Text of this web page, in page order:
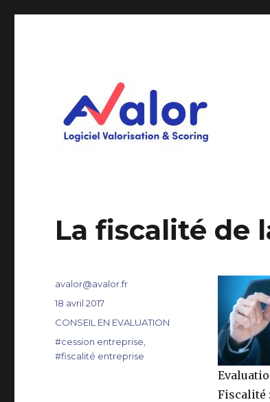
La fiscalité de
Fiscalité
Auteur
avalor@avalor.fr
Publié
18 avril 2017
Catégories
CONSEIL EN EVALUATION
Étiquettes
#cession entreprise
#fiscalité entreprise